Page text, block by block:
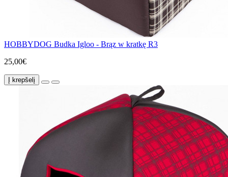
HOBBYDOG Budka Igloo - Brąz w kratkę R3
25,00€
Į krepšelį